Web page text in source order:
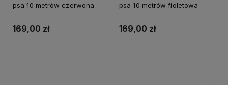
psa 10 metrów czerwona
169,00 zł
psa 10 metrów fioletowa
169,00 zł